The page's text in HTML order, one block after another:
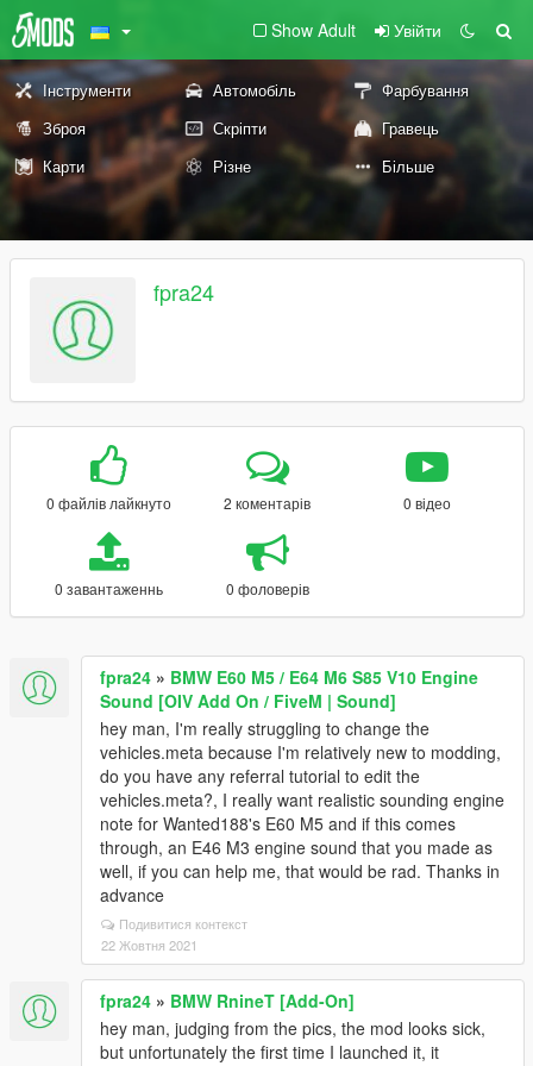
Show Adult Увійти
Інструменти Автомобіль
Фарбування
Зброя
Скріпти
Гравець
Карти
Різне Більше
fpra24
0 файлів лайкнуто 2 коментарів 0 відео
0 завантаженнь 0 фоловерів
fpra24 » BMW E60 M5 / E64 M6 S85 V10 Engine
Sound [OIV Add On / FiveM | Sound]
hey man, I'm really struggling to change the
vehicles.meta because I'm relatively new to modding,
do you have any referral tutorial to edit the
vehicles.meta?, I really want realistic sounding engine
note for Wanted188's E60 M5 and if this comes
through, an E46 M3 engine sound that you made as
well, if you can help me, that would be rad. Thanks in
advance
Подивитися контекст
22 Жовтня 2021
fpra24 » BMW RnineT [Add-On]
hey man, judging from the pics, the mod looks sick,
but unfortunately the first time I launched it, it